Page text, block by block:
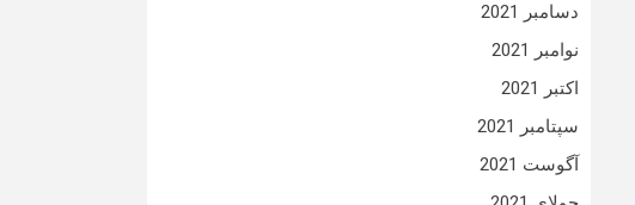
دسامبر 2021
نوامبر 2021
اکتبر 2021
سپتامبر 2021
آگوست 2021